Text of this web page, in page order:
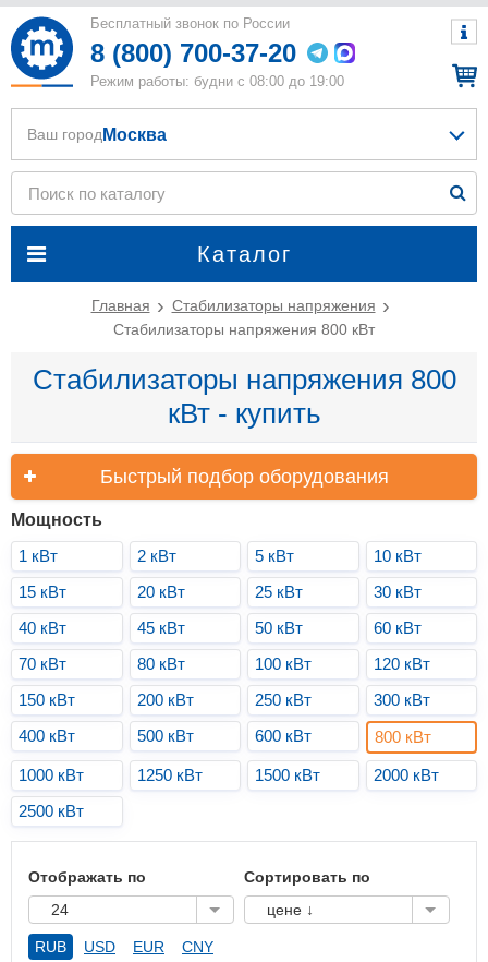
Бесплатный звонок по России
8 (800) 700-37-20
Режим работы: будни с 08:00 до 19:00
Каталог
Ваш город Москва
Главная
Стабилизаторы напряжения
Стабилизаторы напряжения 800 кВт
Стабилизаторы напряжения 800
кВт - купить
Быстрый подбор оборудования
Мощность
1 кВт
2 кВт 5 кВт
10 кВт
15 кВт
20 кВт 25 кВт
30 кВт
40 кВт
45 кВт 50 кВт
60 кВт
70 кВт
80 кВт 100 кВт
120 кВт
150 кВт
200 кВт 250 кВт
300 кВт
400 кВт
500 кВт 600 кВт 800 кВт
1000 кВт 1250 кВт 1500 кВт
2000 кВт
2500 кВт
Отображать по
24
Сортировать по
цене ↓
RUB USD EUR CNY